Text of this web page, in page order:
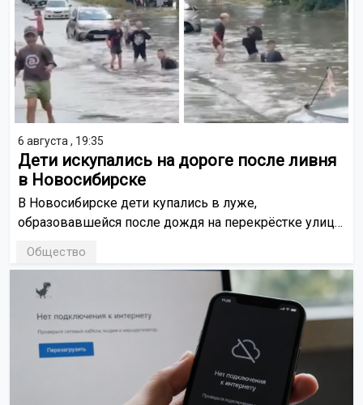
6 августа , 19:35
Дети искупались на дороге после ливня
в Новосибирске
В Новосибирске дети купались в луже,
образовавшейся после дождя на перекрёстке улиц
машин создавали волны, которые развлекали ребят.
Общество